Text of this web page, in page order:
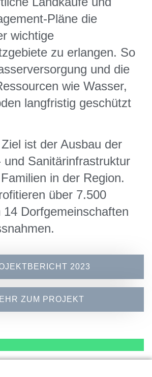
Pläne die
wichtige
zu erlangen. So
und die
wie Wasser,
langfristig geschützt
ist der Ausbau der
und Sanitärinfrastruktur
in der Region.
über 7.500
14 Dorfgemeinschaften
2023
ZUM PROJEKT